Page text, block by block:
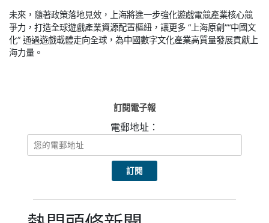
未來，隨著政策落地見效，上海將進一步強化遊戲電競產業核心競
爭力，打造全球遊戲產業資源配置樞紐，讓更多 “上海原創”“中國文
化” 通過遊戲載體走向全球，為中國數字文化產業高質量發展貢獻上
海力量。
訂閱電子報
電郵地址：